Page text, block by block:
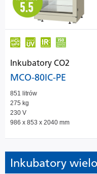
Inkubatory CO2
MCO-80IC-PE
851 litrów
275 kg
230 V
986 x 853 x 2040 mm
Inkubatory